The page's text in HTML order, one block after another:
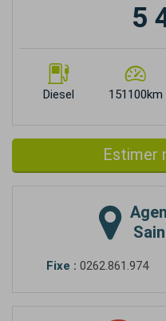
Diesel 151100km
5
Estimer
Fixe : 0262.861.974